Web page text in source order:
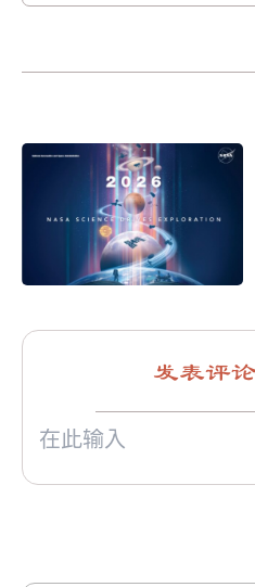
发表评